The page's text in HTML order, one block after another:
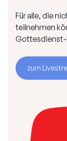
Für alle, die
teilnehmen
Gottesdienst-
zum